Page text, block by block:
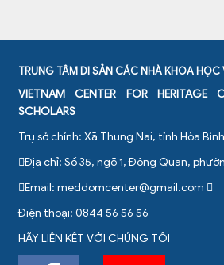
TRUNG TÂM DI SẢN CÁC NHÀ KHOA HỌC
VIETNAM CENTER FOR HERITAGE
SCHOLARS
Trụ sở chính: Xã Thung Nai, tỉnh Hòa Bình
Địa chỉ: Số 35, ngõ 1, Đông Quan,
Email: meddomcenter@gmail.com
Điện thoại: 0844 56 56 56
HÃY LIÊN KẾT VỚI CHÚNG TÔI